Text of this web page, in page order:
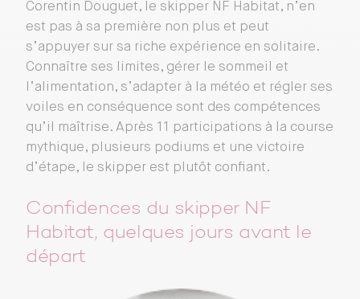
Corentin Douguet, le skipper NF Habitat, n’en
est pas à sa première non plus et peut
s’appuyer sur sa riche expérience en solitaire.
Connaître ses limites, gérer le sommeil et
l’alimentation, s’adapter à la météo et régler ses
voiles en conséquence sont des compétences
qu’il maîtrise. Après 11 participations à la course
mythique, plusieurs podiums et une victoire
d’étape, le skipper est plutôt confiant.
Confidences du skipper NF
Habitat, quelques jours avant le
départ